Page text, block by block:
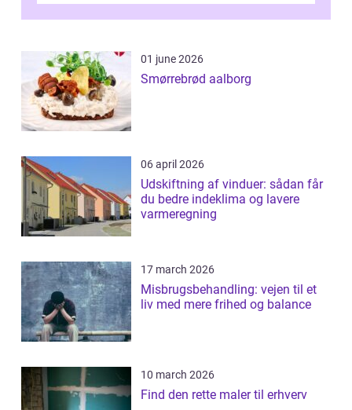
01 june 2026
Smørrebrød aalborg
06 april 2026
Udskiftning af vinduer: sådan får
du bedre indeklima og lavere
varmeregning
17 march 2026
Misbrugsbehandling: vejen til et
liv med mere frihed og balance
10 march 2026
Find den rette maler til erhverv